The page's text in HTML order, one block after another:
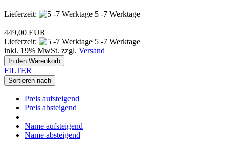
Lieferzeit: 5 -7 Werktage
449,00 EUR
Lieferzeit:
5 -7 Werktage
inkl. 19% MwSt. zzgl. Versand
In den Warenkorb
FILTER
Sortieren nach
Preis aufsteigend
Preis absteigend
Name aufsteigend
Name absteigend